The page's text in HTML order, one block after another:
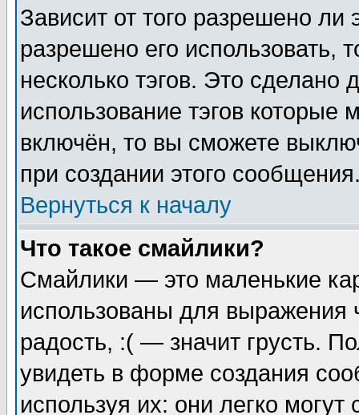
Зависит от того разрешено
разрешено его использовать,
несколько тэгов. Это сделано
использование тэгов
включён, то вы сможете
при создании этого
Вернуться к началу
Что такое смайлики?
Смайлики — это маленькие
использованы для
радость, :( — значит грусть.
увидеть в форме создания
используя их: они легко